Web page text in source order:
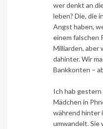
wer denkt an
leben? Die, die
Angst haben,
einem falschen
Milliarden, aber
dahinter. Wir
Bankkonten –
Ich hab gestern
Mädchen in
während hinter
umwandelt. Sie